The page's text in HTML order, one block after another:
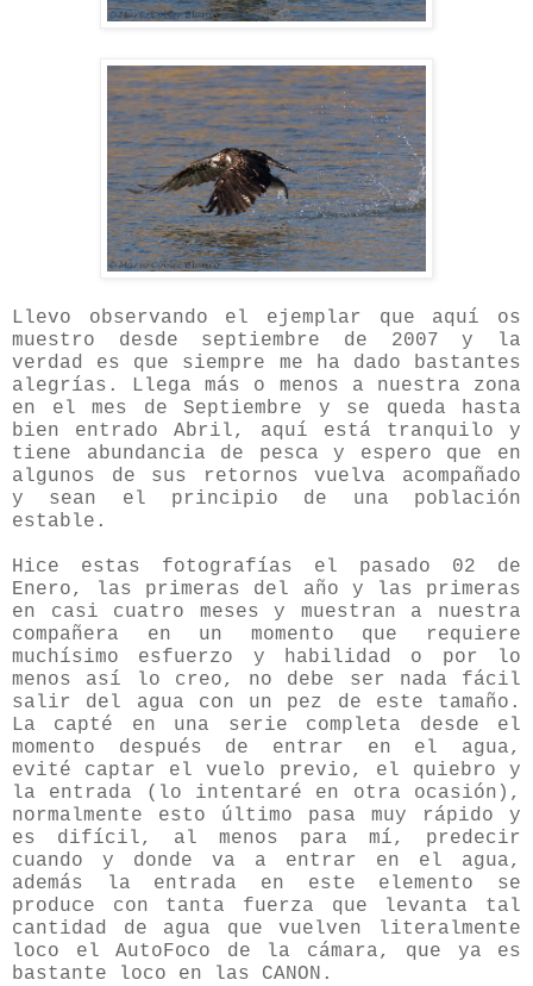
Llevo observando el ejemplar que aquí os
muestro desde septiembre de 2007 y la
verdad es que siempre me ha dado bastantes
alegrías. Llega más o menos a nuestra zona
en el mes de Septiembre y se queda hasta
bien entrado Abril, aquí está tranquilo y
tiene abundancia de pesca y espero que en
algunos de sus retornos vuelva acompañado
y sean el principio de una población
estable.
Hice estas fotografías el pasado 02 de
Enero, las primeras del año y las primeras
en casi cuatro meses y muestran a nuestra
compañera en un momento que requiere
muchísimo esfuerzo y habilidad o por lo
menos así lo creo, no debe ser nada fácil
salir del agua con un pez de este tamaño.
La capté en una serie completa desde el
momento después de entrar en el agua,
evité captar el vuelo previo, el quiebro y
la entrada (lo intentaré en otra ocasión),
normalmente esto último pasa muy rápido y
es difícil, al menos para mí, predecir
cuando y donde va a entrar en el agua,
además la entrada en este elemento se
produce con tanta fuerza que levanta tal
cantidad de agua que vuelven literalmente
loco el AutoFoco de la cámara, que ya es
bastante loco en las CANON.